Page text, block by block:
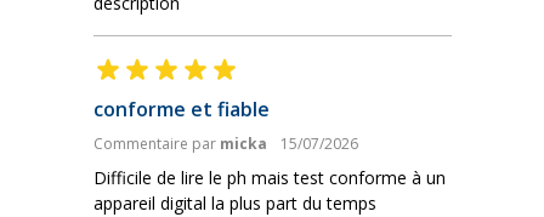
conforme et fiable
Commentaire par micka 15/07/2026
Difficile de lire le ph mais test conforme à un
appareil digital la plus part du temps